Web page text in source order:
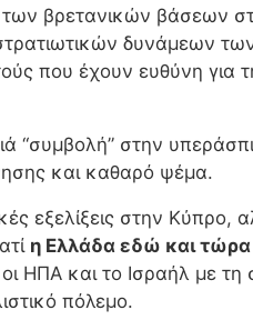
βρετανικών βάσεων
δυνάμεων
που έχουν ευθύνη για
“συμβολή” στην
και καθαρό ψέμα.
εξελίξεις στην
η Ελλάδα εδώ και
ΗΠΑ και το Ισραήλ με τη
πόλεμο.